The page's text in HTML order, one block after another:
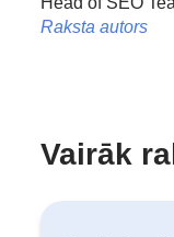
Raksta autors
Vairāk